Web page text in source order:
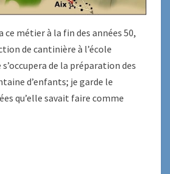
ce métier à la fin des années 50,
de cantinière à l’école
de la préparation des
d’enfants; je garde le
qu’elle savait faire comme